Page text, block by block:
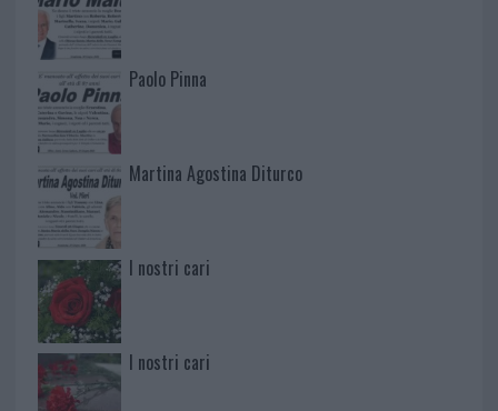
Paolo Pinna
Martina Agostina Diturco
I nostri cari
I nostri cari